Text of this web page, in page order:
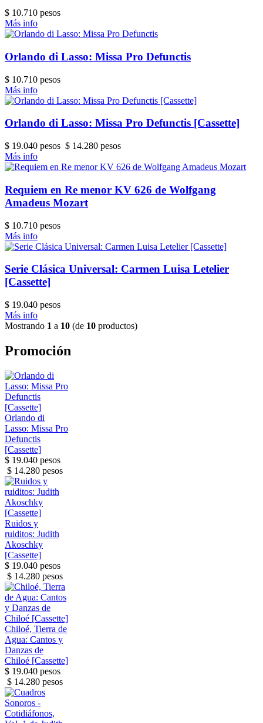
$ 10.710 pesos
Más info
Orlando di Lasso: Missa Pro Defunctis
$ 10.710 pesos
Más info
Orlando di Lasso: Missa Pro Defunctis [Cassette]
$ 19.040 pesos $ 14.280 pesos
Más info
Requiem en Re menor KV 626 de Wolfgang
Amadeus Mozart
$ 10.710 pesos
Más info
Serie Clásica Universal: Carmen Luisa Letelier
[Cassette]
$ 19.040 pesos
Más info
Mostrando 1 a 10 (de 10 productos)
Promoción
Orlando di
Lasso: Missa Pro
Defunctis
[Cassette]
$ 19.040 pesos
$ 14.280 pesos
Ruidos y
ruiditos: Judith
Akoschky
[Cassette]
$ 19.040 pesos
$ 14.280 pesos
Chiloé, Tierra de
Agua: Cantos y
Danzas de
Chiloé [Cassette]
$ 19.040 pesos
$ 14.280 pesos